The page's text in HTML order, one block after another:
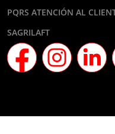
PQRS ATENCIÓN AL
SAGRILAFT